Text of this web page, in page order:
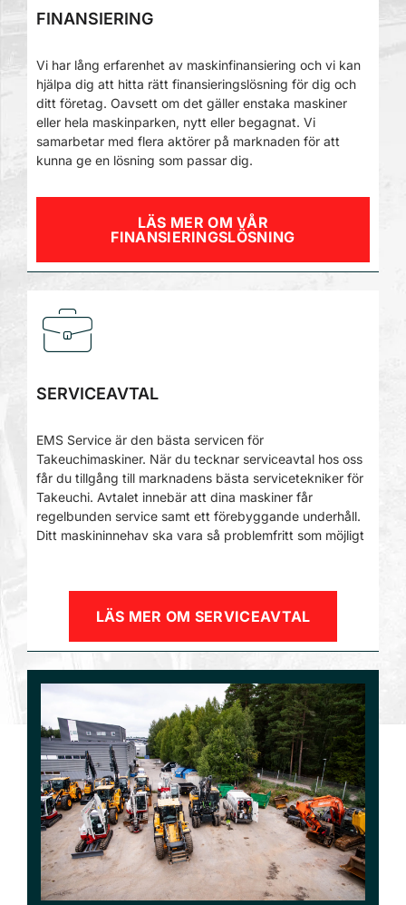
FINANSIERING
Vi har lång erfarenhet av maskinfinansiering och vi kan
hjälpa dig att hitta rätt finansieringslösning för dig och
ditt företag. Oavsett om det gäller enstaka maskiner
eller hela maskinparken, nytt eller begagnat. Vi
samarbetar med flera aktörer på marknaden för att
kunna ge en lösning som passar dig.
LÄS MER OM VÅR
FINANSIERINGSLÖSNING
SERVICEAVTAL
EMS Service är den bästa servicen för
Takeuchimaskiner. När du tecknar serviceavtal hos oss
får du tillgång till marknadens bästa servicetekniker för
Takeuchi. Avtalet innebär att dina maskiner får
regelbunden service samt ett förebyggande underhåll.
Ditt maskininnehav ska vara så problemfritt som möjligt
LÄS MER OM SERVICEAVTAL